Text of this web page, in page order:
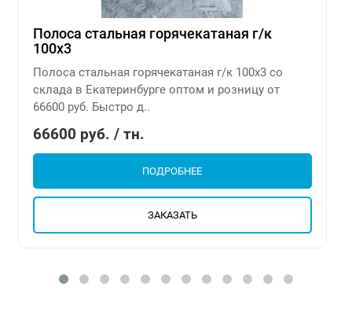
Полоса стальная горячекатаная г/к
100х3
Полоса стальная горячекатаная г/к 100х3 со
склада в Екатеринбурге оптом и розницу от
66600 руб. Быстро д..
66600 руб. / тн.
ПОДРОБНЕЕ
ЗАКАЗАТЬ